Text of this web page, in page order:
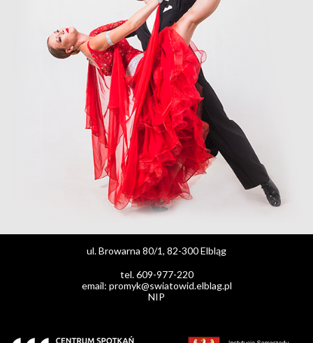
ul. Browarna 80/1, 82-300 Elbląg
tel. 609-977-220
email: promyk@swiatowid.elblag.pl
NIP